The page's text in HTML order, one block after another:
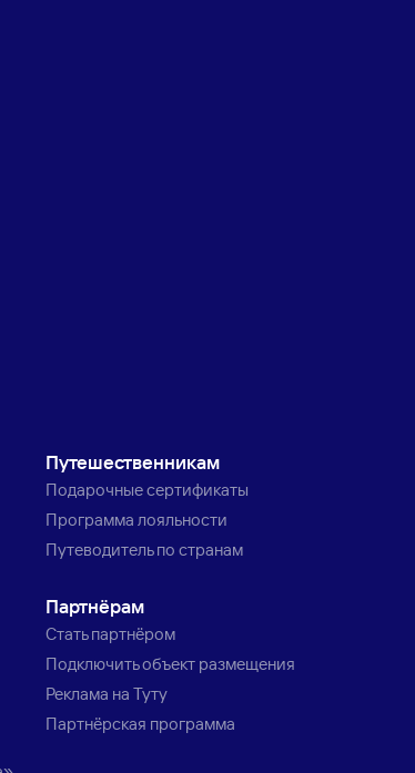
Путешественникам
Подарочные сертификаты
Программа лояльности
Путеводитель по странам
Партнёрам
Стать партнёром
Подключить объект размещения
Реклама на Туту
Партнёрская программа